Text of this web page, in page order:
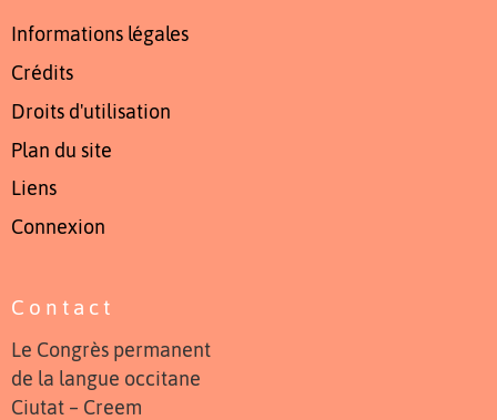
Informations légales
Crédits
Droits d'utilisation
Plan du site
Liens
Connexion
Contact
Le Congrès permanent
de la langue occitane
Ciutat – Creem